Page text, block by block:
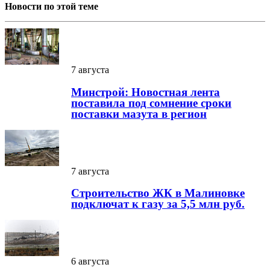
Новости по этой теме
7 августа
Минстрой: Новостная лента
поставила под сомнение сроки
поставки мазута в регион
7 августа
Строительство ЖК в Малиновке
подключат к газу за 5,5 млн руб.
6 августа